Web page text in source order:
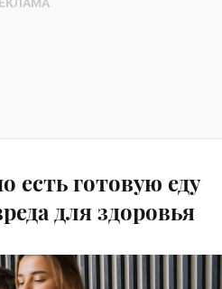
есть готовую еду
для здоровья